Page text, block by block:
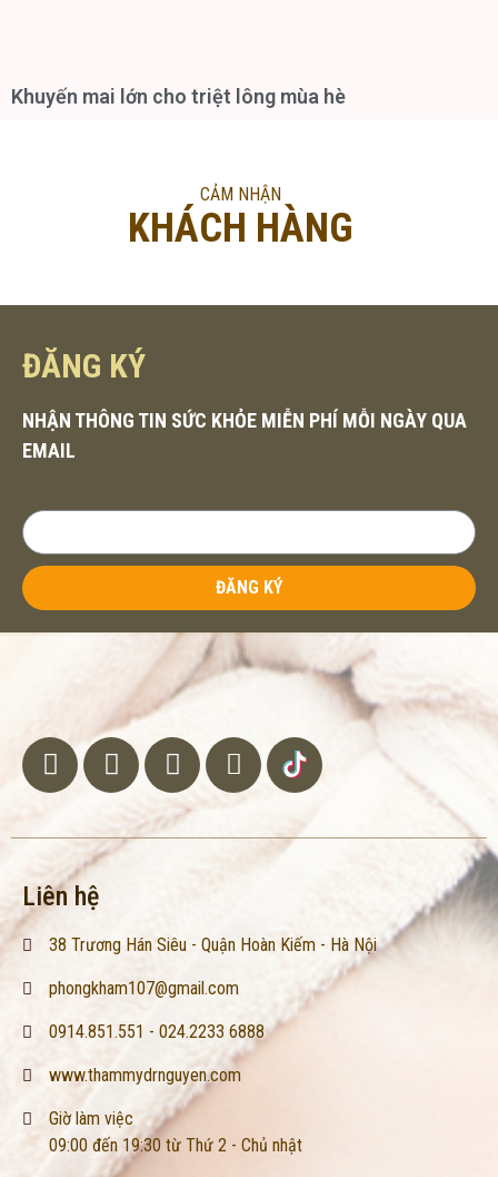
Khuyến mai lớn cho triệt lông mùa hè
CẢM NHẬN
KHÁCH HÀNG
ĐĂNG KÝ
NHẬN THÔNG TIN SỨC KHỎE MIỄN PHÍ MỖI NGÀY QUA
EMAIL
ĐĂNG KÝ
Liên hệ
38 Trương Hán Siêu - Quận Hoàn Kiếm - Hà Nội
phongkham107@gmail.com
0914.851.551 - 024.2233 6888
www.thammydrnguyen.com
Giờ làm việc
09:00 đến 19:30 từ Thứ 2 - Chủ nhật